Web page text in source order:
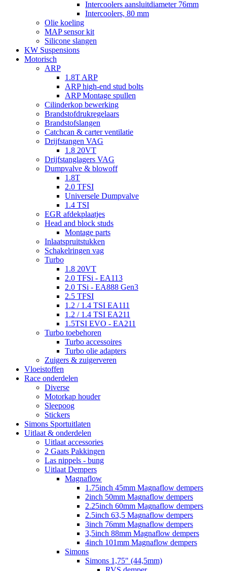
Intercoolers aansluitdiameter 76mm
Intercoolers, 80 mm
Olie koeling
MAP sensor kit
Silicone slangen
KW Suspensions
Motorisch
ARP
1.8T ARP
ARP high-end stud bolts
ARP Montage spullen
Cilinderkop bewerking
Brandstofdrukregelaars
Brandstofslangen
Catchcan & carter ventilatie
Drijfstangen VAG
1.8 20VT
Drijfstanglagers VAG
Dumpvalve & blowoff
1.8T
2.0 TFSI
Universele Dumpvalve
1.4 TSI
EGR afdekplaatjes
Head and block studs
Montage parts
Inlaatspruitstukken
Schakelringen vag
Turbo
1.8 20VT
2.0 TFSi - EA113
2.0 TSi - EA888 Gen3
2.5 TFSI
1.2 / 1.4 TSI EA111
1.2 / 1.4 TSI EA211
1.5TSI EVO - EA211
Turbo toebehoren
Turbo accessoires
Turbo olie adapters
Zuigers & zuigerveren
Vloeistoffen
Race onderdelen
Diverse
Motorkap houder
Sleepoog
Stickers
Simons Sportuitlaten
Uitlaat & onderdelen
Uitlaat accessories
2 Gaats Pakkingen
Las nippels - bung
Uitlaat Dempers
Magnaflow
1.75inch 45mm Magnaflow dempers
2inch 50mm Magnaflow dempers
2.25inch 60mm Magnaflow dempers
2.5inch 63,5 Magnaflow dempers
3inch 76mm Magnaflow dempers
3,5inch 88mm Magnaflow dempers
4inch 101mm Magnaflow dempers
Simons
Simons 1,75" (44,5mm)